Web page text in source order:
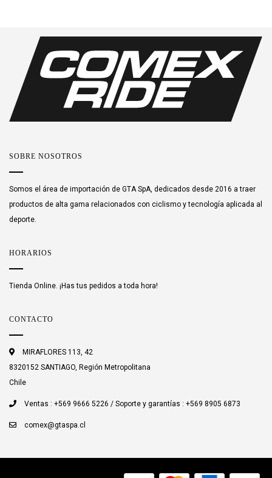
SOBRE NOSOTROS
Somos el área de importación de GTA SpA, dedicados desde 2016 a traer
productos de alta gama relacionados con ciclismo y tecnología aplicada al
deporte.
HORARIOS
Tienda Online. ¡Has tus pedidos a toda hora!
CONTACTO
MIRAFLORES 113, 42
8320152 SANTIAGO, Región Metropolitana
Chile
Ventas : +569 9666 5226 / Soporte y garantías : +569 8905 6873
comex@gtaspa.cl